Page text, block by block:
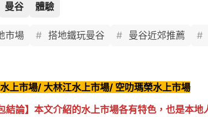
曼谷 體驗
市場 搭地鐵玩曼谷 曼谷近郊推薦
上市場/ 大林江水上市場/ 空叻瑪榮水上市場
結論】本文介紹的水上市場各有特色，也是本